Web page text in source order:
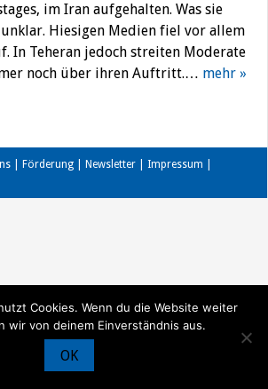
im Iran aufgehalten. Was sie
Hiesigen Medien fiel vor allem
In Teheran jedoch streiten Moderate
noch über ihren Auftritt.… mehr »
Förderung Newsletter Impressum
Cookies. Wenn du die Website weiter
wir von deinem Einverständnis aus.
OK